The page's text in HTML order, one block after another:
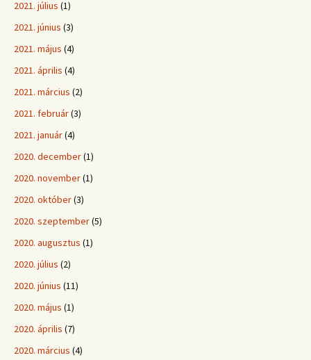
2021. július (1)
2021. június (3)
2021. május (4)
2021. április (4)
2021. március (2)
2021. február(3)
2021. január(4)
2020. december(1)
2020. november(1)
2020. október(3)
2020. szeptember(5)
2020. augusztus (1)
2020. július (2)
2020. június (11)
2020. május (1)
2020. április (7)
2020. március (4)